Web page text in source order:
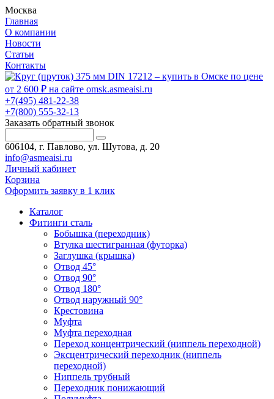
Москва
Главная
О компании
Новости
Статьи
Контакты
+7(495) 481-22-38
+7(800) 555-32-13
Заказать обратный звонок
606104, г. Павлово, ул. Шутова, д. 20
info@asmeaisi.ru
Личный кабинет
Корзина
Оформить заявку в 1 клик
Каталог
Фитинги сталь
Бобышка (переходник)
Втулка шестигранная (футорка)
Заглушка (крышка)
Отвод 45°
Отвод 90°
Отвод 180°
Отвод наружный 90°
Крестовина
Муфта
Муфта переходная
Переход концентрический (ниппель переходной)
Эксцентрический переходник (ниппель
переходной)
Ниппель трубный
Переходник понижающий